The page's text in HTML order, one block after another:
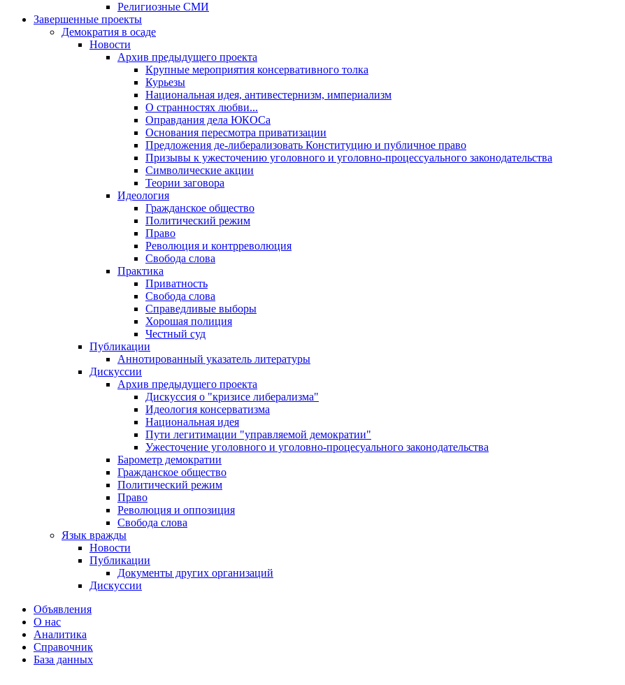
Религиозные СМИ
Завершенные проекты
Демократия в осаде
Новости
Архив предыдущего проекта
Крупные мероприятия консервативного толка
Курьезы
Национальная идея, антивестернизм, империализм
О странностях любви...
Оправдания дела ЮКОСа
Основания пересмотра приватизации
Предложения де-либерализовать Конституцию и публичное право
Призывы к ужесточению уголовного и уголовно-процессуального законодательства
Символические акции
Теории заговора
Идеология
Гражданское общество
Политический режим
Право
Революция и контрреволюция
Свобода слова
Практика
Приватность
Свобода слова
Справедливые выборы
Хорошая полиция
Честный суд
Публикации
Аннотированный указатель литературы
Дискуссии
Архив предыдущего проекта
Дискуссия о "кризисе либерализма"
Идеология консерватизма
Национальная идея
Пути легитимации "управляемой демократии"
Ужесточение уголовного и уголовно-процесуального законодательства
Барометр демократии
Гражданское общество
Политический режим
Право
Революция и оппозиция
Свобода слова
Язык вражды
Новости
Публикации
Документы других организаций
Дискуссии
Объявления
О нас
Аналитика
Справочник
База данных